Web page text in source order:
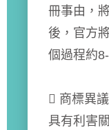
冊事由，
後，官方
個過程約
 商標異議
具有利害